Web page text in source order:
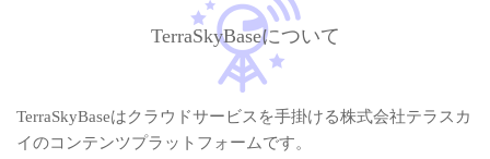
TerraSkyBaseについて
TerraSkyBaseはクラウドサービスを手掛ける株式会社テラスカ
イのコンテンツプラットフォームです。